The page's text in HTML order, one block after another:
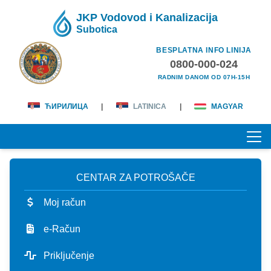
JKP Vodovod i Kanalizacija
Subotica
BESPLATNA INFO LINIJA
0800-000-024
RADNIM DANOM OD 07H-15H
ЋИРИЛИЦА LATINICA MAGYAR
POČETNA
O NAMA
lična karta
KORISNICI
CENTAR ZA POTROŠAČE
Moj račun
e-Račun
Priključenje